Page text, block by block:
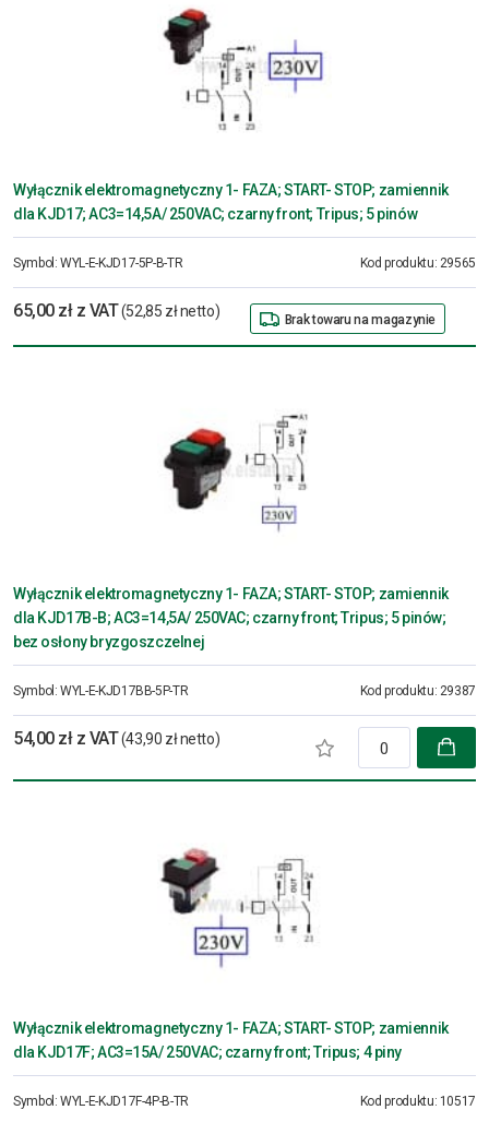
Wyłącznik elektromagnetyczny 1- FAZA; START- STOP; zamiennik
dla KJD17; AC3=14,5A/ 250VAC; czarny front; Tripus; 5 pinów
Symbol:WYL-E-KJD17-5P-B-TR Kod produktu: 29565
65,00 zł z VAT(52,85 zł netto) Brak towaru na magazynie
Wyłącznik elektromagnetyczny 1- FAZA; START- STOP; zamiennik
dla KJD17B-B; AC3=14,5A/ 250VAC; czarny front; Tripus; 5 pinów;
bez osłony bryzgoszczelnej
Symbol:WYL-E-KJD17BB-5P-TR Kod produktu: 29387
54,00 zł z VAT(43,90 zł netto)
Wyłącznik elektromagnetyczny 1- FAZA; START- STOP; zamiennik
dla KJD17F; AC3=15A/ 250VAC; czarny front; Tripus; 4 piny
Symbol:WYL-E-KJD17F-4P-B-TR Kod produktu: 10517